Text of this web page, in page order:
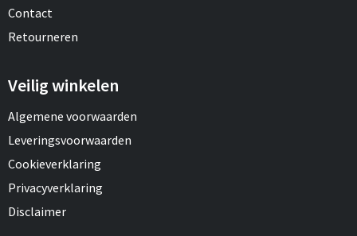
Contact
Retourneren
Veilig winkelen
Algemene voorwaarden
Leveringsvoorwaarden
Cookieverklaring
Privacyverklaring
Disclaimer